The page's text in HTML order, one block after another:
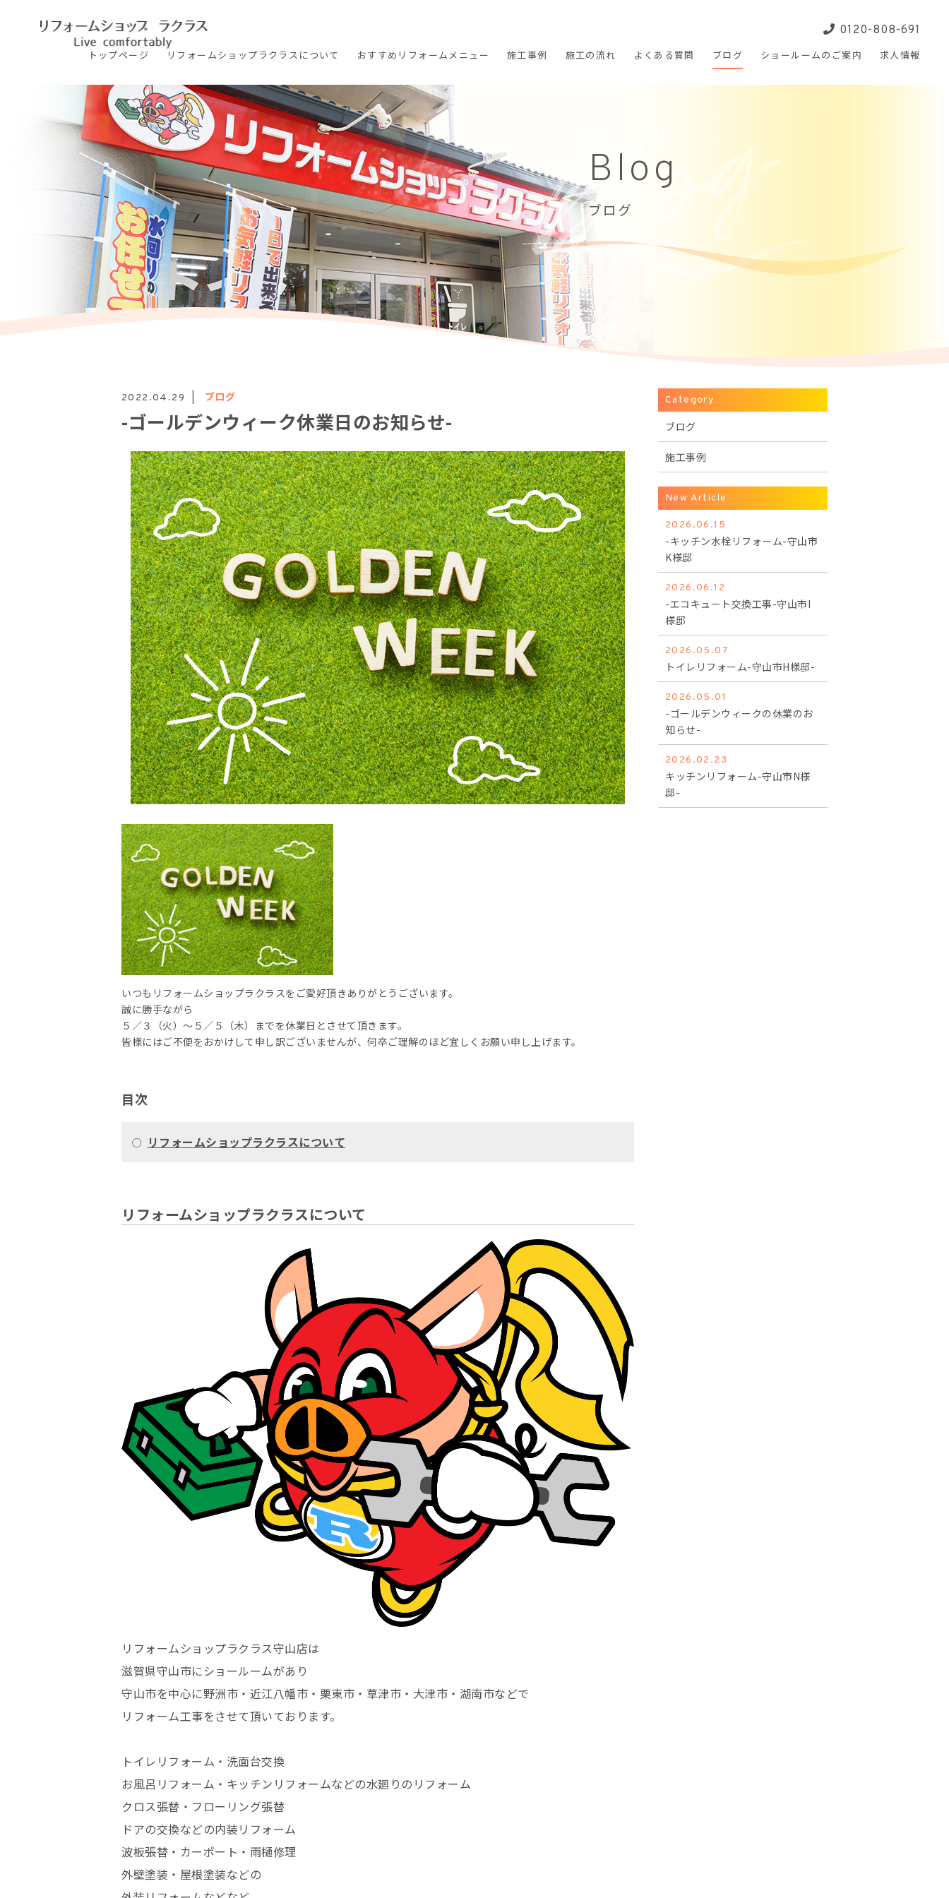
トップページ リフォームショップラクラスについて おすすめ リフォームメニュー 施工事例 施工の流れ よくある質問 ブログ ショールームの ご案内 求人情報
0120-808-691
Blog
ブログ
2022.04.29 ブログ
-ゴールデンウィーク休業日のお知らせ-
いつもリフォームショップラクラスをご愛好頂きありがとうございます。
誠に勝手ながら
５／３（火）～５／５（木）までを休業日とさせて頂きます。
皆様にはご不便をおかけして申し訳ございませんが、何卒ご理解のほど宜しくお願い申し上げます。
目次
○ リフォームショップラクラスについて
リフォームショップラクラスについて
リフォームショップラクラス守山店は
滋賀県守山市にショールームがあり
守山市を中心に野洲市・近江八幡市・栗東市・草津市・大津市・湖南市などで
リフォーム工事をさせて頂いております。
トイレリフォーム・洗面台交換
お風呂リフォーム・キッチンリフォームなどの水廻りのリフォーム
クロス張替・フローリング張替
ドアの交換などの内装リフォーム
波板張替・カーポート・雨樋修理
外壁塗装・屋根塗装などの
Category
ブログ
施工事例
New Article
2026.06.15
-キッチン水栓リフォーム-守山市
K様邸
2026.06.12
-エコキュート交換工事-守山市I
様邸
2026.05.07
トイレリフォーム-守山市H様邸-
2026.05.01
-ゴールデンウィークの休業のお
知らせ-
2026.02.23
キッチンリフォーム-守山市N様
邸-